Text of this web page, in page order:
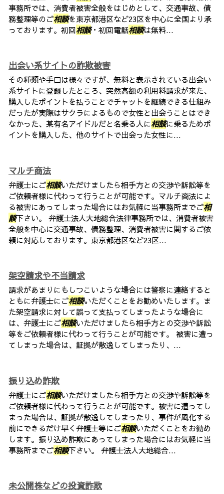
事務所では、消費者被害全般をはじめとして、交通事故、債
務整理等のご相談を東京都港区など23区を中心に全国より承
っております。初回相談・初回電話相談は無料...
出会い系サイトの詐欺被害
その種類や手口は様々ですが、無料と表示されている出会い
系サイトに登録したところ、突然高額の利用料請求が来た、
購入したポイントを払うことでチャットを継続できる仕組み
だったが実際はサクラによるもので女性と出会うことはでき
なかった、某有名アイドルだと名乗る人に相談に乗るためポ
イントを購入した、他のサイトで出会った女性に...
マルチ商法
弁護士にご相談いただけましたら相手方との交渉や訴訟等を
ご依頼者様に代わって行うことが可能です。マルチ商法によ
る被害にあってしまった場合にはお気軽に当事務所までご相
談下さい。 弁護士法人大地総合法律事務所では、消費者被害
全般を中心に交通事故、債務整理、消費者被害に関するご依
頼に対応しております。東京都港区など23区...
架空請求や不当請求
請求があまりにもしつこいような場合には警察に連絡すると
ともに弁護士にご相談いただくことをお勧めいたします。ま
た架空請求に対して誤って支払ってしまったような場合に
は、弁護士にご相談いただけましたら相手方との交渉や訴訟
等をご依頼者様に代わって行うことが可能です。 被害に遭っ
てしまった場合は、証拠が散逸してしまったり、...
振り込め詐欺
弁護士にご相談いただけましたら相手方との交渉や訴訟等を
ご依頼者様に代わって行うことが可能です。被害に遭ってし
まった場合は、証拠が散逸してしまったり、事件が風化する
前にできるだけ早く弁護士等にご相談いただくことをお勧め
します。振り込め詐欺にあってしまった場合にはお気軽に当
事務所までご相談下さい。 弁護士法人大地総合...
未公開株などの投資詐欺